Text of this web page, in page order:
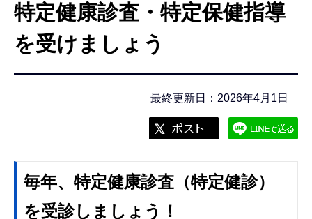
特定健康診査・特定保健指導
を受けましょう
最終更新日：2026年4月1日
毎年、特定健康診査（特定健診）
を受診しましょう！